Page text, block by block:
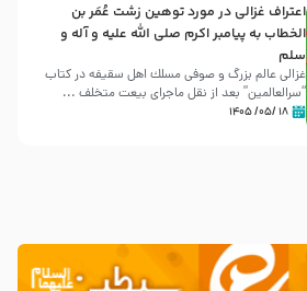
اعتراف غزالی در مورد توهین زشت عُمَر بن
الخطاب به پیامبر اکرم صلی الله علیه و آله و
سلم
غزالی عالم بزرگ و صوفی مسلك اهل سقيفه در کتاب
“سرالعالمین” بعد از نقل ماجرای بیعت متخلف ...
۱۸ /۰۵/ ۱۴۰۵